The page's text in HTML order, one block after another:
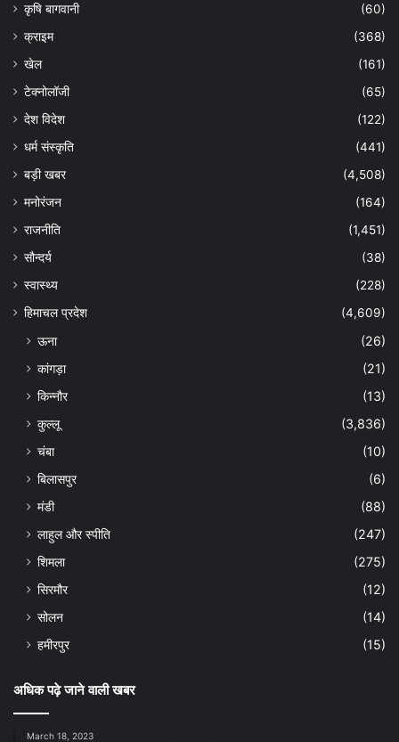
कृषि बागवानी
(60)
क्राइम
(368)
खेल
(161)
टेक्नोलॉजी
(65)
देश विदेश
(122)
धर्म संस्कृति
(441)
बड़ी खबर
(4,508)
मनोरंजन
(164)
राजनीति
(1,451)
सौन्दर्य
(38)
स्वास्थ्य
(228)
हिमाचल प्रदेश
(4,609)
ऊना
(26)
कांगड़ा
(21)
किन्नौर
(13)
कुल्लू
(3,836)
चंबा
(10)
बिलासपुर
(6)
मंडी
(88)
लाहुल और स्पीति
(247)
शिमला
(275)
सिरमौर
(12)
सोलन
(14)
हमीरपुर
(15)
अधिक पढ़े जाने वाली खबर
March 18, 2023